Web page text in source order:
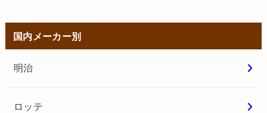
国内メーカー別
明治
ロッテ